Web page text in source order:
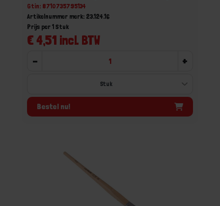
Gtin: 8710735795134
Artikelnummer merk: 23.124.16
€ 4,51 incl. BTW
Prijs per 1 Stuk
- +
Bestel nu!